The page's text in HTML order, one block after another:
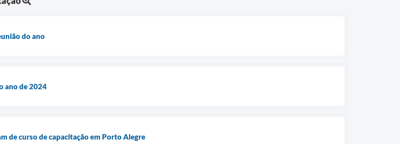
do ano
ano de 2024
de curso de capacitação em Porto Alegre